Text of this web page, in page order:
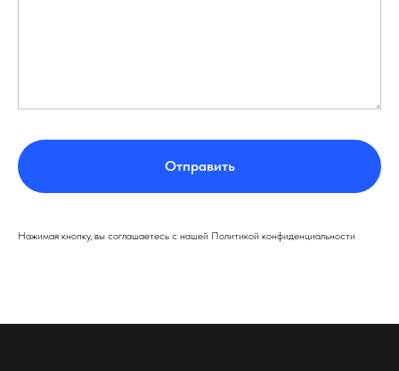
Отправить
Нажимая кнопку, вы соглашаетесь с нашей Политикой конфиденциальности